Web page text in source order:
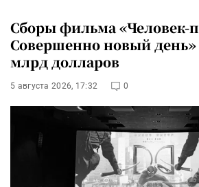
Сборы фильма «Человек-
Совершенно новый
млрд долларов
5 августа 2026, 17:32 0